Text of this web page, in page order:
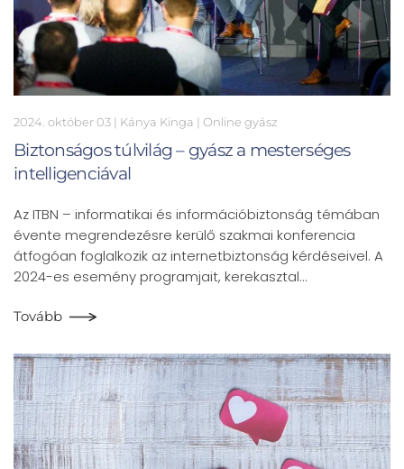
2024. október 03 | Kánya Kinga | Online gyász
Biztonságos túlvilág – gyász a mesterséges
intelligenciával
Az ITBN – informatikai és információbiztonság témában
évente megrendezésre kerülő szakmai konferencia
átfogóan foglalkozik az internetbiztonság kérdéseivel. A
2024-es esemény programjait, kerekasztal…
Tovább